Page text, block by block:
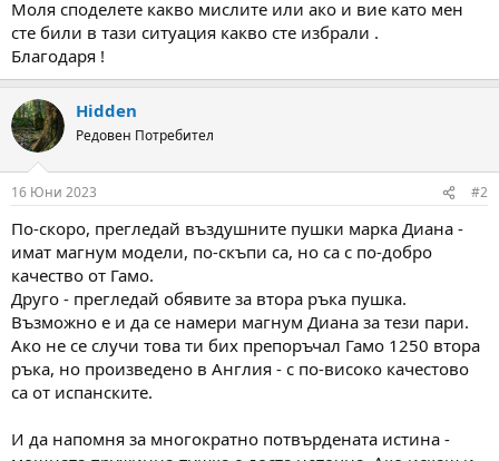
Моля споделете какво мислите или ако и вие като мен
сте били в тази ситуация какво сте избрали .
Благодаря !
Hidden
Редовен Потребител
16 Юни 2023 #2
По-скоро, прегледай въздушните пушки марка Диана -
имат магнум модели, по-скъпи са, но са с по-добро
качество от Гамо.
Друго - прегледай обявите за втора ръка пушка.
Възможно е и да се намери магнум Диана за тези пари.
Ако не се случи това ти бих препоръчал Гамо 1250 втора
ръка, но произведено в Англия - с по-високо качестово
са от испанските.
И да напомня за многократно потвърдената истина -